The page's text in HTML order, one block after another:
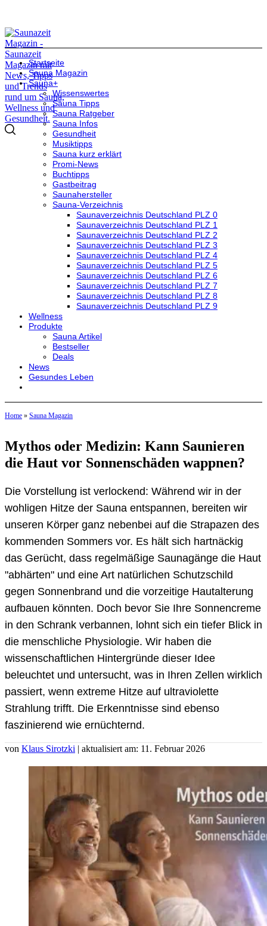
Startseite
Sauna Magazin
Sauna+
Wissenswertes
Sauna Tipps
Sauna Ratgeber
Sauna Infos
Gesundheit
Musiktipps
Sauna kurz erklärt
Promi-News
Buchtipps
Gastbeitrag
Saunahersteller
Sauna-Verzeichnis
Saunaverzeichnis Deutschland PLZ 0
Saunaverzeichnis Deutschland PLZ 1
Saunaverzeichnis Deutschland PLZ 2
Saunaverzeichnis Deutschland PLZ 3
Saunaverzeichnis Deutschland PLZ 4
Saunaverzeichnis Deutschland PLZ 5
Saunaverzeichnis Deutschland PLZ 6
Saunaverzeichnis Deutschland PLZ 7
Saunaverzeichnis Deutschland PLZ 8
Saunaverzeichnis Deutschland PLZ 9
Wellness
Produkte
Sauna Artikel
Bestseller
Deals
News
Gesundes Leben
Home » Sauna Magazin
Mythos oder Medizin: Kann Saunieren
die Haut vor Sonnenschäden wappnen?
Die Vorstellung ist verlockend: Während wir in der
wohligen Hitze der Sauna entspannen, bereiten wir
unseren Körper ganz nebenbei auf die Strapazen des
kommenden Sommers vor. Es hält sich hartnäckig
das Gerücht, dass regelmäßige Saunagänge die Haut
"abhärten" und eine Art natürlichen Schutzschild
gegen Sonnenbrand und die vorzeitige Hautalterung
aufbauen könnten. Doch bevor Sie Ihre Sonnencreme
in den Schrank verbannen, lohnt sich ein tiefer Blick in
die menschliche Physiologie. Wir haben die
wissenschaftlichen Hintergründe dieser Idee
beleuchtet und untersucht, was in Ihren Zellen wirklich
passiert, wenn extreme Hitze auf ultraviolette
Strahlung trifft. Die Erkenntnisse sind ebenso
faszinierend wie ernüchternd.
von Klaus Sirotzki | aktualisiert am: 11. Februar 2026